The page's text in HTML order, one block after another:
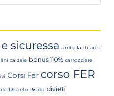
sicuressa ambulanti area
caldaie bonus 110% carrozziere
Corsi Fer corso FER
Decreto Ristori divieti